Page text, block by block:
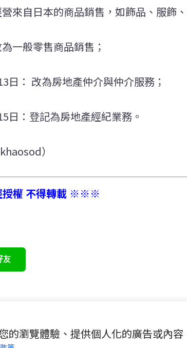
的瀏覽體驗、提供個人化的廣告或內
來自日本的商品銷售，如飾品、服飾
一般零售商品銷售；
日： 改為房地產仲介與仲介服務；
日：登記為房地產經紀業務。
）
權 不得轉載 ※※※
社群與社會時事，為在泰華人讀者提供即
容。